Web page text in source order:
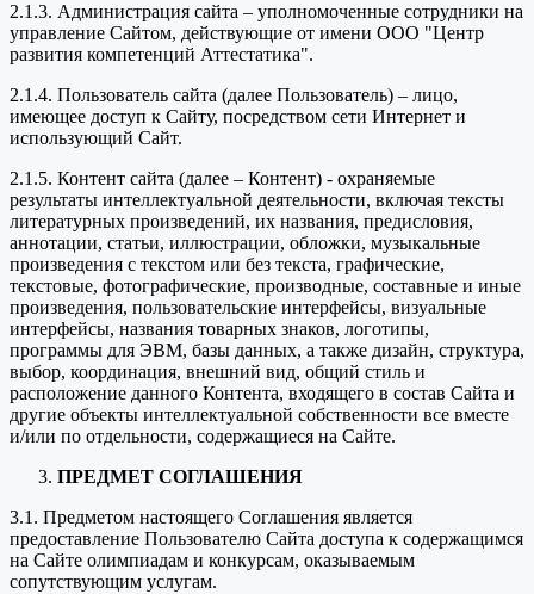
2.1.3. Администрация сайта – уполномоченные сотрудники на
управление Сайтом, действующие от имени ООО "Центр
развития компетенций Аттестатика".
2.1.4. Пользователь сайта (далее Пользователь) – лицо,
имеющее доступ к Сайту, посредством сети Интернет и
использующий Сайт.
2.1.5. Контент сайта (далее – Контент) - охраняемые
результаты интеллектуальной деятельности, включая тексты
литературных произведений, их названия, предисловия,
аннотации, статьи, иллюстрации, обложки, музыкальные
произведения с текстом или без текста, графические,
текстовые, фотографические, производные, составные и иные
произведения, пользовательские интерфейсы, визуальные
интерфейсы, названия товарных знаков, логотипы,
программы для ЭВМ, базы данных, а также дизайн, структура,
выбор, координация, внешний вид, общий стиль и
расположение данного Контента, входящего в состав Сайта и
другие объекты интеллектуальной собственности все вместе
и/или по отдельности, содержащиеся на Сайте.
ПРЕДМЕТ СОГЛАШЕНИЯ
3.1. Предметом настоящего Соглашения является
предоставление Пользователю Сайта доступа к содержащимся
на Сайте олимпиадам и конкурсам, оказываемым
сопутствующим услугам.